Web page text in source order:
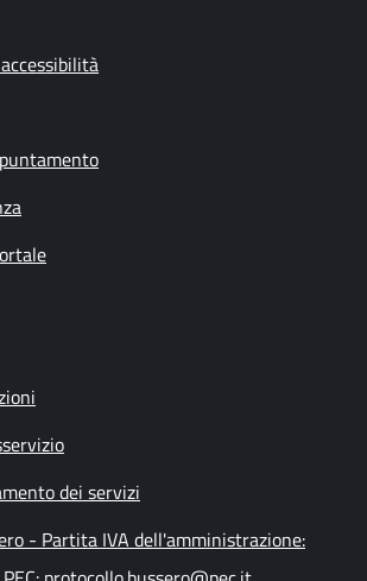
dei servizi
- Partita IVA dell'amministrazione: